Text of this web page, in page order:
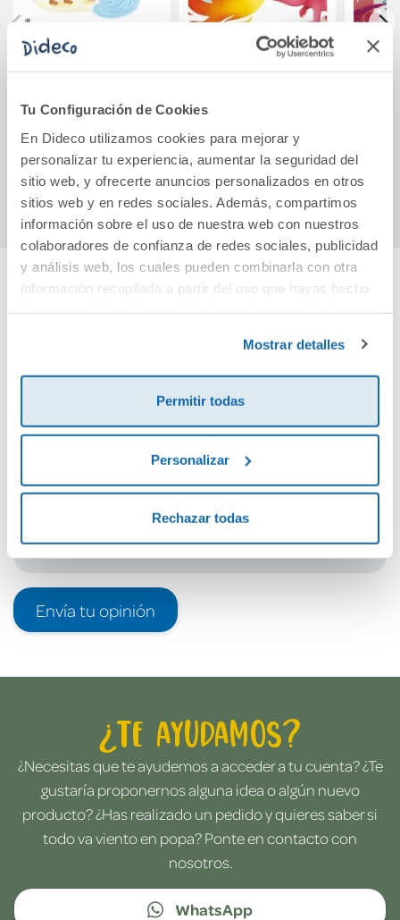
Tu Configuración de Cookies
En Dideco utilizamos cookies para mejorar y
personalizar tu experiencia, aumentar la seguridad del
sitio web, y ofrecerte anuncios personalizados en otros
sitios web y en redes sociales. Además, compartimos
información sobre el uso de nuestra web con nuestros
colaboradores de confianza de redes sociales, publicidad
y análisis web, los cuales pueden combinarla con otra
información recopilada a partir del uso que hayas hecho
Mostrar detalles
Permitir todas
Personalizar
Rechazar todas
3PRI VACACIONES
16,95€
Comprar
Tuco Dragón -
actividades
12,20€
Comprar
Cuéntanos tu opinión
¡Sé el primero en valorar este producto!
Debes iniciar sesión para poder valorarlo
Envía tu opinión
¿Te ayudamos?
¿Necesitas que te ayudemos a acceder a tu cuenta? ¿Te
gustaría proponernos alguna idea o algún nuevo
producto? ¿Has realizado un pedido y quieres saber si
todo va viento en popa? Ponte en contacto con
nosotros.
WhatsApp